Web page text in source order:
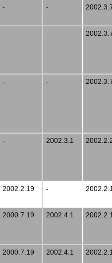
- -
- -
- -
- 2002.3.1
2002.2.19 -
2000.7.19 2002.4.1
2000.7.19 2002.4.1